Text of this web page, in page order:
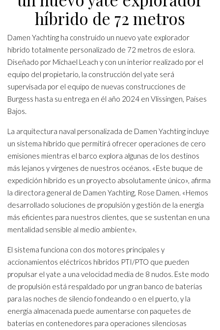
híbrido de 72 metros
Damen Yachting ha construido un nuevo yate explorador
híbrido totalmente personalizado de 72 metros de eslora.
Diseñado por Michael Leach y con un interior realizado por el
equipo del propietario, la construcción del yate será
supervisada por el equipo de nuevas construcciones de
Burgess hasta su entrega en él año 2024 en Vlissingen, Países
Bajos.
La arquitectura naval personalizada de Damen Yachting incluye
un sistema híbrido que permitirá ofrecer operaciones de cero
emisiones mientras el barco explora algunas de los destinos
más lejanos y vírgenes de nuestros océanos. «Este buque de
expedición híbrido es un proyecto absolutamente único», afirma
la directora general de Damen Yachting, Rose Damen. «Hemos
desarrollado soluciones de propulsión y gestión de la energía
más eficientes para nuestros clientes, que se sustentan en una
mentalidad sensible al medio ambiente».
El sistema funciona con dos motores principales y
accionamientos eléctricos híbridos PTI/PTO que pueden
propulsar el yate a una velocidad media de 8 nudos. Este modo
de propulsión está respaldado por un gran banco de baterías
para las noches de silencio fondeando o en el puerto, y la
energía almacenada puede aumentarse con paquetes de
baterías en contenedores para operaciones silenciosas